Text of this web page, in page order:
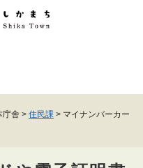
て本文へ
庁舎 > 住民課 > マイナンバーカー